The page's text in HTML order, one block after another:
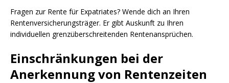
Fragen zur Rente für Expatriates? Wende dich an Ihren
Rentenversicherungsträger. Er gibt Auskunft zu Ihren
individuellen grenzüberschreitenden Rentenansprüchen.
Einschränkungen bei der
Anerkennung von Rentenzeiten